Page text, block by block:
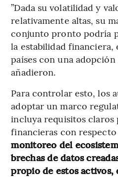
”Dada su volatilidad y
relativamente altas, su
conjunto pronto podría
la estabilidad financiera,
países con una
añadieron.
Para controlar esto, los
adoptar un marco
incluya requisitos claros
financieras con
monitoreo del
brechas de datos
propio de estos activos,